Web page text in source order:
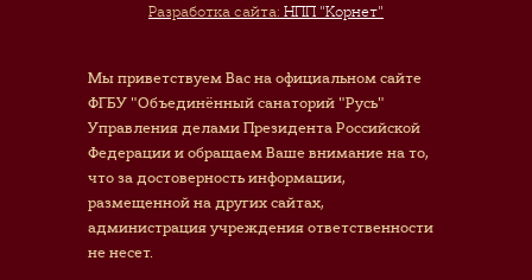
Разработка сайта: НПП "Корнет"
Мы приветствуем Вас на официальном сайте
ФГБУ "Объединённый санаторий "Русь"
Управления делами Президента Российской
Федерации и обращаем Ваше внимание на то,
что за достоверность информации,
размещенной на других сайтах,
администрация учреждения ответственности
не несет.